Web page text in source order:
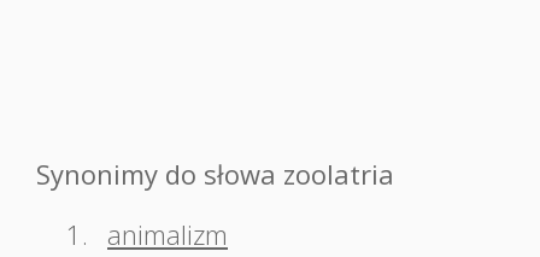
Synonimy do słowa zoolatria
1.
animalizm